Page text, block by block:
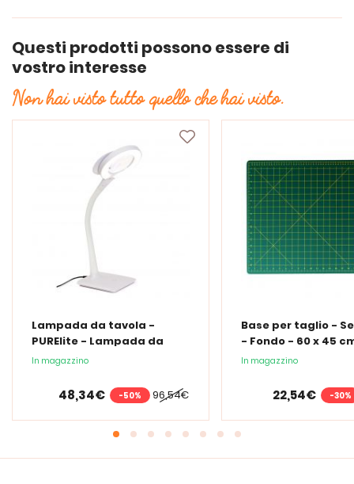
Questi prodotti possono essere di
vostro interesse
Non hai visto tutto quello che hai visto.
Lampada da tavola -
PURElite - Lampada da
tavolo a LED
In magazzino
96,54€
48,34€ -50%
Base per taglio -
- Fondo - 60 x 45
In magazzino
22,54€ -30%